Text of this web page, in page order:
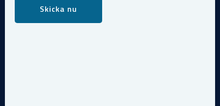
Skicka nu